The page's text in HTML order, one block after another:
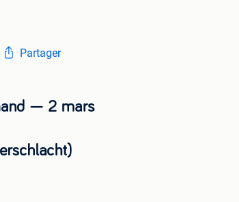
Partager
— 2 mars